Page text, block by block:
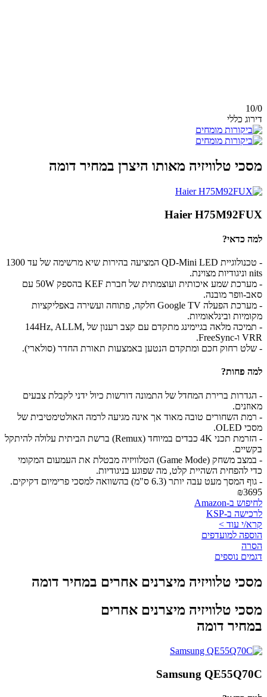
10/0
דירוג כללי
מסכי טלוויזיה מאותו היצרן במחיר דומה
Haier H75M92FUX
למה כדאי?
- טכנולוגיית QD-Mini LED המציעה בהירות שיא מרשימה של עד 1300
nits וניגודיות מצוינת.
- מערכת שמע איכותית ועוצמתית של חברת KEF בהספק 50W עם
סאב-וופר מובנה.
- מערכת הפעלה Google TV חלקה, פתוחה ועשירה באפליקציות
מקומיות ובינלאומיות.
- תמיכה מלאה בגיימינג מתקדם עם קצב רענון של 144Hz, ALLM,
VRR ו-FreeSync.
- שלט רחוק חכם ומתקדם הנטען באמצעות תאורת החדר (סולארי).
למה פחות?
- הגדרות ברירת המחדל של התמונה דורשות כיול ידני לקבלת צבעים
מאוזנים.
- רמת השחורים טובה מאוד אך אינה מגיעה לרמה האולטימטיבית של
מסכי OLED.
- הזרמת תכני 4K כבדים במיוחד (Remux) ברשת הביתית עלולה להיתקל
בקשיים.
- במצב משחק (Game Mode) הטלוויזיה מבטלת את העמעום המקומי
כדי להפחית השהיית קלט, מה שפוגע בניגודיות.
- גוף המסך מעט עבה יותר (6.3 ס"מ) בהשוואה למסכי פרימיום דקיקים.
₪3695
לחיפוש ב-Amazon
לרכישה ב-KSP
קרא/י עוד >
הוספה למועדפים
הסרה
דגמים נוספים
מסכי טלוויזיה מיצרנים אחרים במחיר דומה
מסכי טלוויזיה מיצרנים אחרים
במחיר דומה
Samsung QE55Q70C